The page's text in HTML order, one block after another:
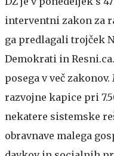
interventni zakon za
ga predlagali trojček
Demokrati in
posega v več
razvojne kapice pri
nekatere sistemske
obravnave malega